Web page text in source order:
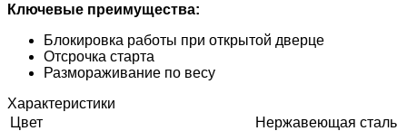
Ключевые преимущества:
Блокировка работы при открытой дверце
Отсрочка старта
Размораживание по весу
Характеристики
Цвет
Нержавеющая сталь